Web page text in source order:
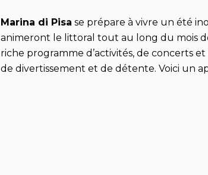
Marina di Pisa se prépare à vivre un été
animeront le littoral tout au long du mois
riche programme d’activités, de concerts et
de divertissement et de détente. Voici un